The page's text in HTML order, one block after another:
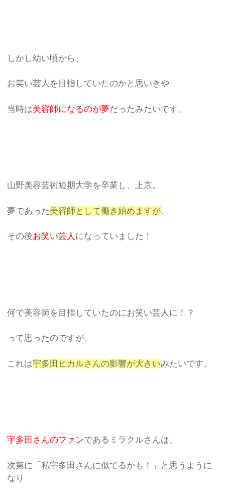
しかし幼い頃から、
お笑い芸人を目指していたのかと思いきや
当時は美容師になるのが夢だったみたいです。
山野美容芸術短期大学を卒業し、上京。
夢であった美容師として働き始めますが、
その後お笑い芸人 になっていました！
何で美容師を目指していたのにお笑い芸人に！？
って思ったのですが、
これは宇多田ヒカルさんの影響が大きいみたいです。
宇多田さんのファンであるミラクルさんは、
次第に「私宇多田さんに似てるかも！」と思うように
なり